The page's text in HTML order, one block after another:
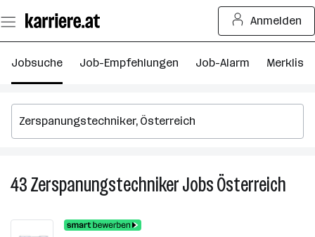
Seiteninhalt
springen
Anmelden
Jobsuche Job-Empfehlungen Job-Alarm Merkliste
43ZerspanungstechnikerJobsÖsterreich